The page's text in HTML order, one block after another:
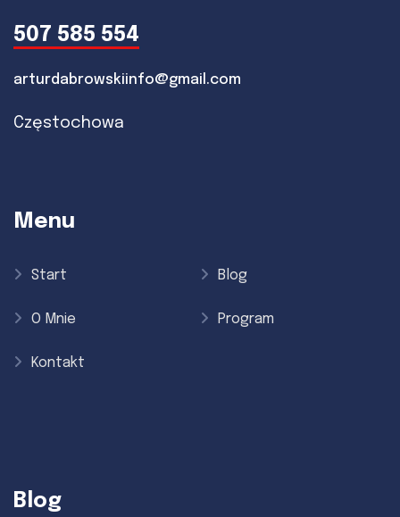
507 585 554
arturdabrowskiinfo@gmail.com
Częstochowa
Menu
Start Blog
O Mnie Program
Kontakt
Blog